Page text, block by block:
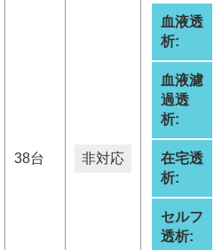
38台 非対応
血液透
析:
血液濾
過透
析:
在宅透
析:
セルフ
透析: